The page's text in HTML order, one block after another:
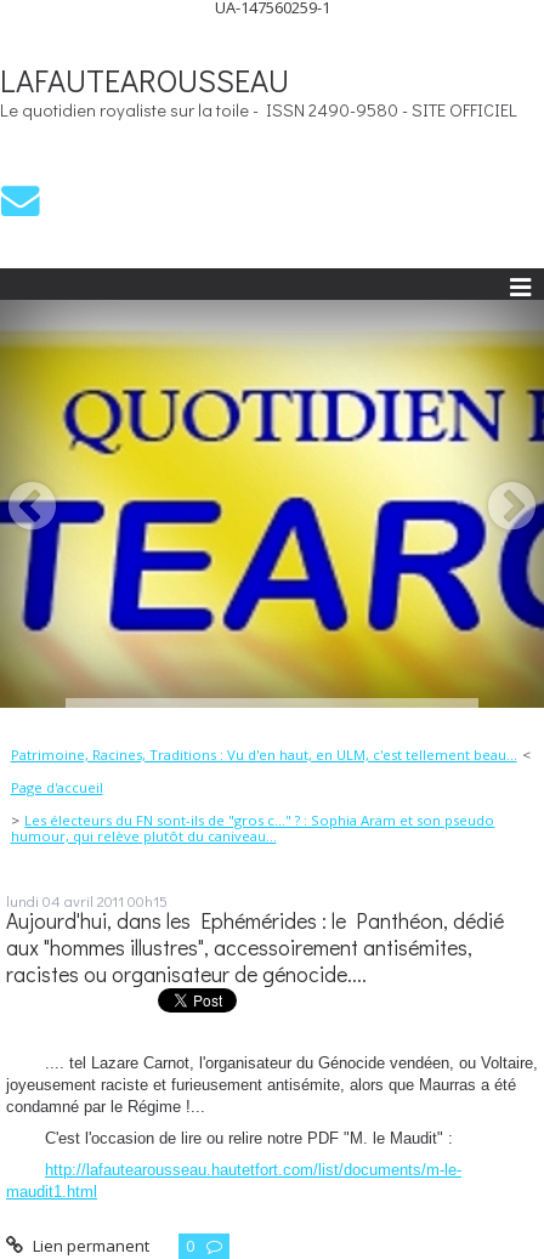
UA-147560259-1
LAFAUTEAROUSSEAU
Le quotidien royaliste sur la toile - ISSN 2490-9580 - SITE OFFICIEL
Patrimoine, Racines, Traditions : Vu d'en haut, en ULM, c'est tellement beau...
Page d'accueil
Les électeurs du FN sont-ils de "gros c..." ? : Sophia Aram et son pseudo
humour, qui relève plutôt du caniveau...
lundi 04 avril 2011 00h15
Aujourd'hui, dans les Ephémérides : le Panthéon, dédié
aux "hommes illustres", accessoirement antisémites,
racistes ou organisateur de génocide....
.... tel Lazare Carnot, l'organisateur du Génocide vendéen, ou Voltaire,
joyeusement raciste et furieusement antisémite, alors que Maurras a été
condamné par le Régime !...
C'est l'occasion de lire ou relire notre PDF "M. le Maudit" :
http://lafautearousseau.hautetfort.com/list/documents/m-le-
maudit1.html
Lien permanent
0